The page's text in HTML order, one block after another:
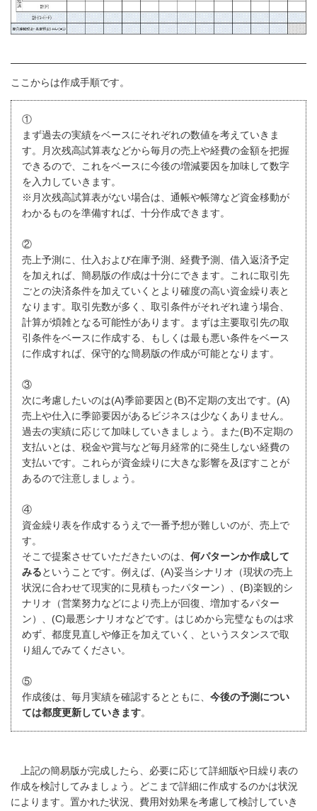
ここからは作成手順です。
①
まず過去の実績をベースにそれぞれの数値を考えていきま
す。月次残高試算表などから毎月の売上や経費の金額を把握
できるので、これをベースに今後の増減要因を加味して数字
を入力していきます。
※月次残高試算表がない場合は、通帳や帳簿など資金移動が
わかるものを準備すれば、十分作成できます。
②
売上予測に、仕入および在庫予測、経費予測、借入返済予定
を加えれば、簡易版の作成は十分にできます。これに取引先
ごとの決済条件を加えていくとより確度の高い資金繰り表と
なります。取引先数が多く、取引条件がそれぞれ違う場合、
計算が煩雑となる可能性があります。まずは主要取引先の取
引条件をベースに作成する、もしくは最も悪い条件をベース
に作成すれば、保守的な簡易版の作成が可能となります。
③
次に考慮したいのは(A)季節要因と(B)不定期の支出です。(A)
売上や仕入に季節要因があるビジネスは少なくありません。
過去の実績に応じて加味していきましょう。また(B)不定期の
支払いとは、税金や賞与など毎月経常的に発生しない経費の
支払いです。これらが資金繰りに大きな影響を及ぼすことが
あるので注意しましょう。
④
資金繰り表を作成するうえで一番予想が難しいのが、売上で
す。
そこで提案させていただきたいのは、 何パターンか作成して
みるということです。例えば、(A)妥当シナリオ（現状の売上
状況に合わせて現実的に見積もったパターン）、(B)楽観的シ
ナリオ（営業努力などにより売上が回復、増加するパター
ン）、(C)最悪シナリオなどです。はじめから完璧なものは求
めず、都度見直しや修正を加えていく、というスタンスで取
り組んでみてください。
⑤
作成後は、毎月実績を確認するとともに、 今後の予測につい
ては都度更新していきます。
上記の簡易版が完成したら、必要に応じて詳細版や日繰り表の
作成を検討してみましょう。どこまで詳細に作成するのかは状況
によります。置かれた状況、費用対効果を考慮して検討していき